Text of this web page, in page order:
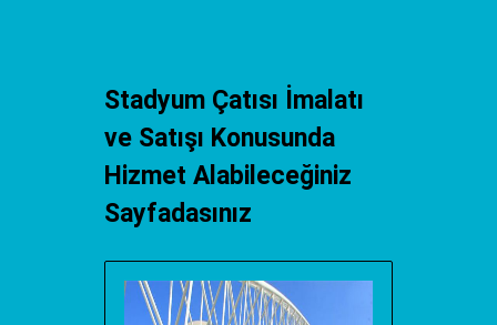
Stadyum Çatısı İmalatı
ve Satışı Konusunda
Hizmet Alabileceğiniz
Sayfadasınız